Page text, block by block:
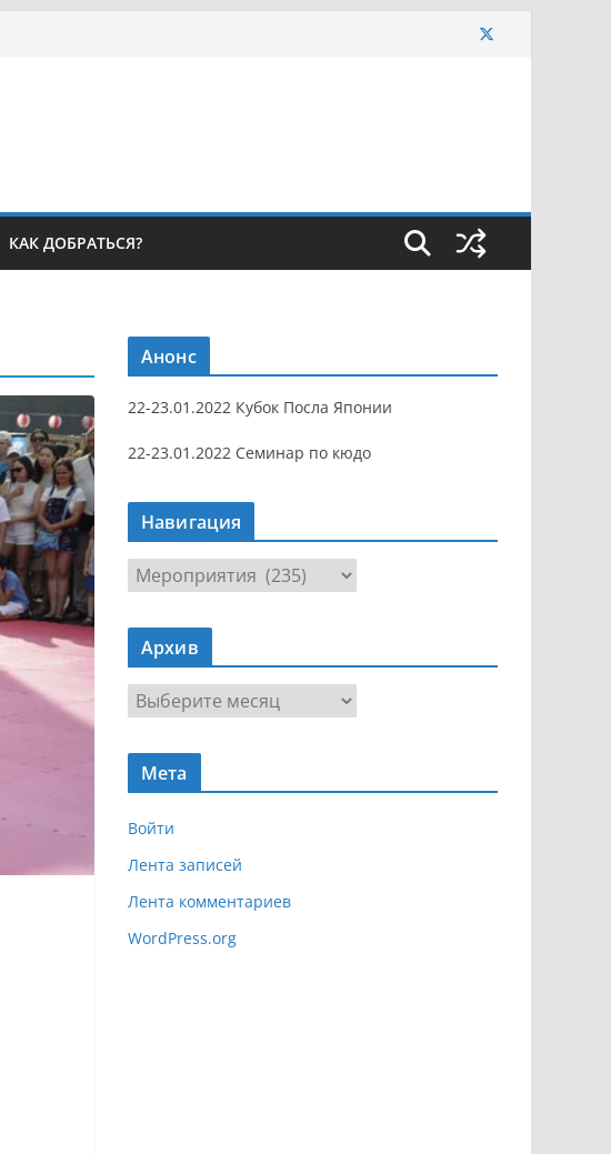
КАК ДОБРАТЬСЯ?
Анонс
22-23.01.2022 Кубок Посла Японии
22-23.01.2022 Семинар по кюдо
Навигация
Н
а
в
г
я
Архив
р
х
Мета
Войти
Лента записей
Лента комментариев
WordPress.org